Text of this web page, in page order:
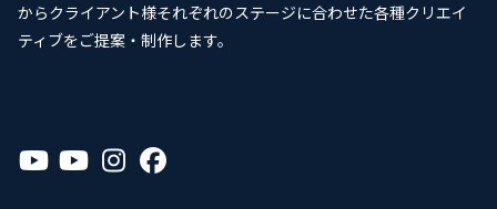
からクライアント様それぞれのステージに合わせた各種クリエイ
ティブをご提案・制作します。
ア
イ
ア
イ
ア
イ
ア
イ